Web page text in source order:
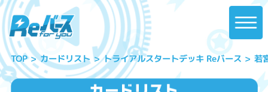
TOP カードリスト トライアルスタートデッキ Reバース 若